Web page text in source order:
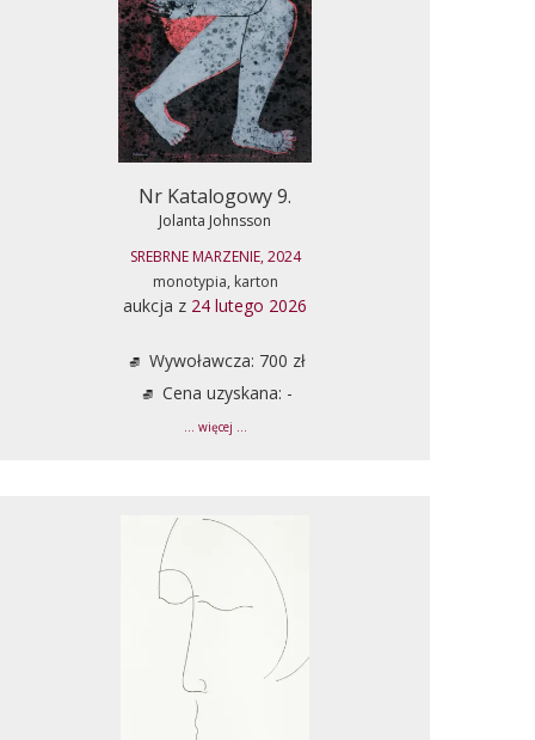
Nr Katalogowy 9.
Jolanta Johnsson
SREBRNE MARZENIE, 2024
monotypia, karton
aukcja z 24 lutego 2026
Wywoławcza: 700 zł
Cena uzyskana: -
... więcej ...